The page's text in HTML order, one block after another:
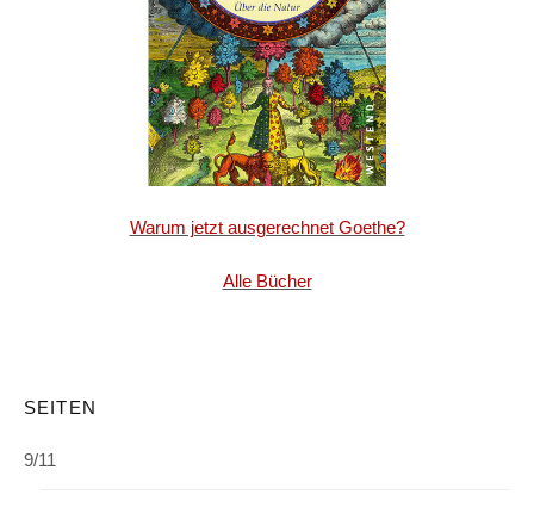
Warum jetzt ausgerechnet Goethe?
Alle Bücher
SEITEN
9/11